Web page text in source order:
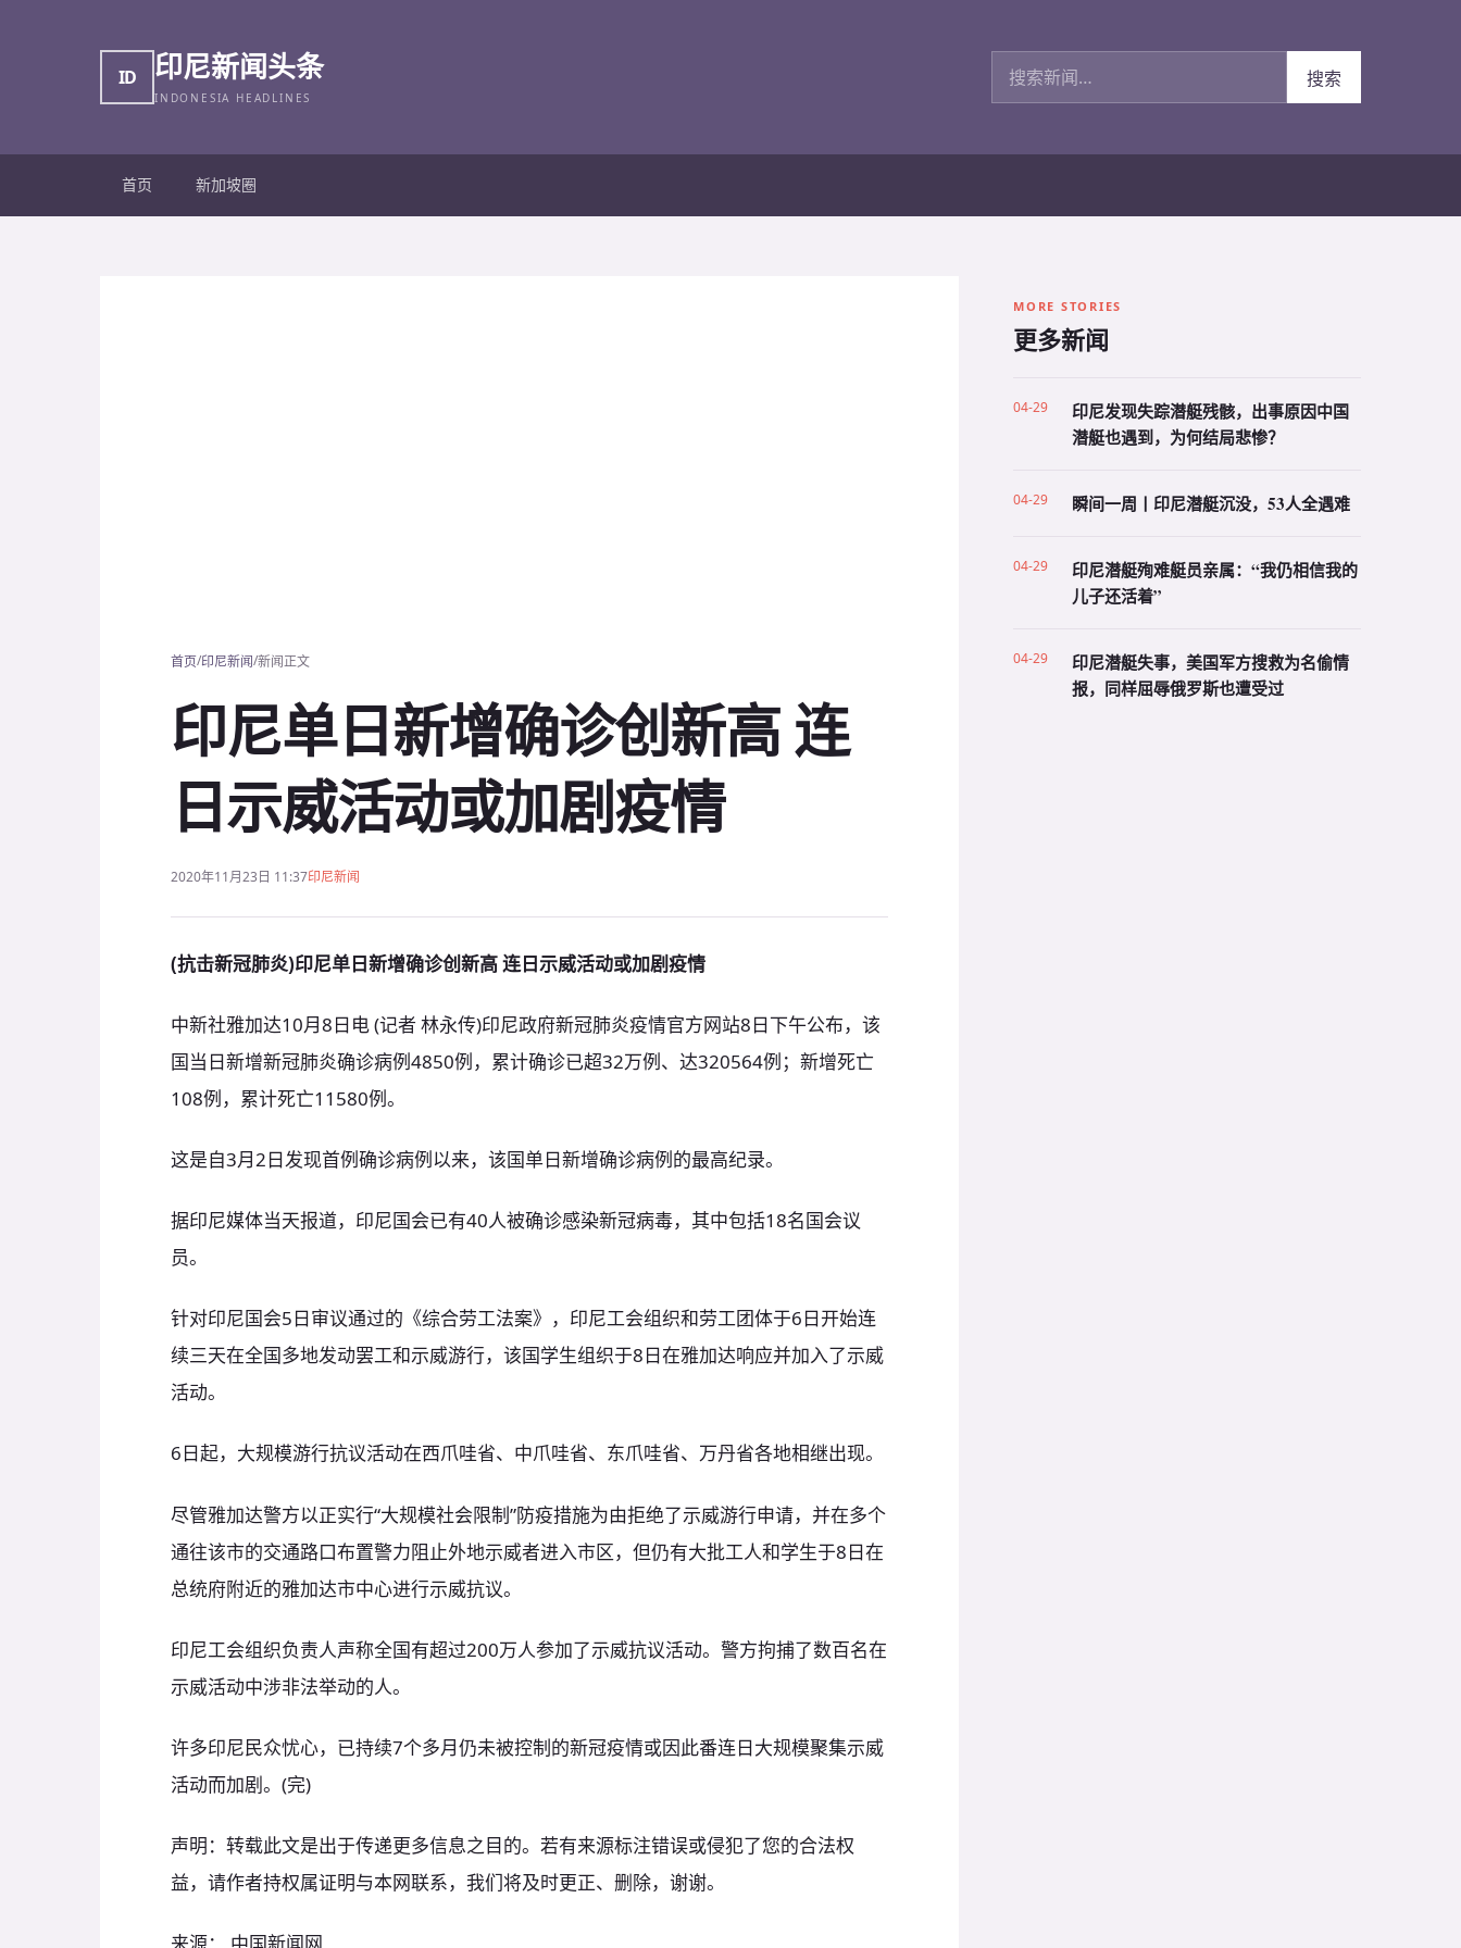
ID 印尼新闻头条
INDONESIA HEADLINES
搜索新闻
搜索
首页 新加坡圈
首页/印尼新闻/新闻正文
印尼单日新增确诊创新高 连
日示威活动或加剧疫情
2020年11月23日 11:37印尼新闻
(抗击新冠肺炎)印尼单日新增确诊创新高 连日示威活动或加剧疫情
中新社雅加达10月8日电 (记者 林永传)印尼政府新冠肺炎疫情官方网站8日下午公布，该
国当日新增新冠肺炎确诊病例4850例，累计确诊已超32万例、达320564例；新增死亡
108例，累计死亡11580例。
这是自3月2日发现首例确诊病例以来，该国单日新增确诊病例的最高纪录。
据印尼媒体当天报道，印尼国会已有40人被确诊感染新冠病毒，其中包括18名国会议
员。
针对印尼国会5日审议通过的《综合劳工法案》，印尼工会组织和劳工团体于6日开始连
续三天在全国多地发动罢工和示威游行，该国学生组织于8日在雅加达响应并加入了示威
活动。
6日起，大规模游行抗议活动在西爪哇省、中爪哇省、东爪哇省、万丹省各地相继出现。
尽管雅加达警方以正实行“大规模社会限制”防疫措施为由拒绝了示威游行申请，并在多个
通往该市的交通路口布置警力阻止外地示威者进入市区，但仍有大批工人和学生于8日在
总统府附近的雅加达市中心进行示威抗议。
印尼工会组织负责人声称全国有超过200万人参加了示威抗议活动。警方拘捕了数百名在
示威活动中涉非法举动的人。
许多印尼民众忧心，已持续7个多月仍未被控制的新冠疫情或因此番连日大规模聚集示威
活动而加剧。(完)
声明：转载此文是出于传递更多信息之目的。若有来源标注错误或侵犯了您的合法权
益，请作者持权属证明与本网联系，我们将及时更正、删除，谢谢。
MORE STORIES
更多新闻
04-29
印尼发现失踪潜艇残骸，出事原因中国
潜艇也遇到，为何结局悲惨？
04-29 瞬间一周丨印尼潜艇沉没，53人全遇难
04-29
印尼潜艇殉难艇员亲属：“我仍相信我的
儿子还活着”
04-29
印尼潜艇失事，美国军方搜救为名偷情
报，同样屈辱俄罗斯也遭受过